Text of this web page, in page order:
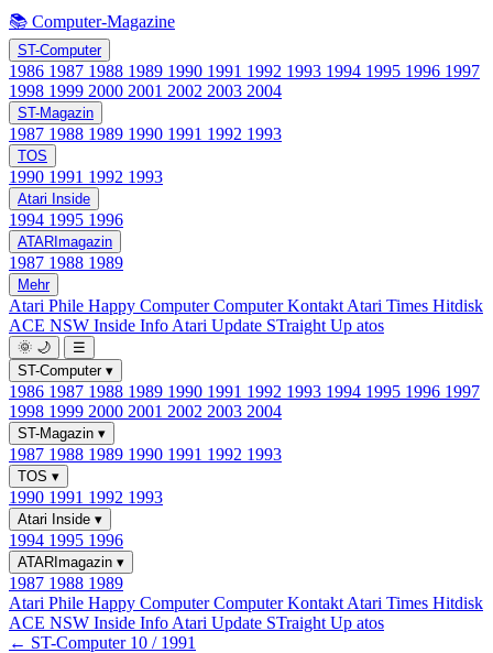
📚 Computer-Magazine
ST-Computer
1986 1987 1988 1989 1990 1991 1992 1993 1994 1995 1996 1997
1998 1999 2000 2001 2002 2003 2004
ST-Magazin
1987 1988 1989 1990 1991 1992 1993
TOS
1990 1991 1992 1993
Atari Inside
1994 1995 1996
ATARImagazin
1987 1988 1989
Mehr
Atari Phile Happy ComputerComputer Kontakt Atari Times Hitdisk
ACE NSW Inside Info Atari Update STraight Up atos
🌞 🌙
☰
ST-Computer ▾
1986 1987 1988 1989 1990 1991 1992 1993 1994 1995 1996 1997
1998 1999 2000 2001 2002 2003 2004
ST-Magazin ▾
1987 1988 1989 1990 1991 1992 1993
TOS ▾
1990 1991 1992 1993
Atari Inside ▾
1994 1995 1996
ATARImagazin ▾
1987 1988 1989
Atari Phile Happy ComputerComputer Kontakt Atari Times Hitdisk
ACE NSW Inside Info Atari Update STraight Up atos
← ST-Computer 10 / 1991